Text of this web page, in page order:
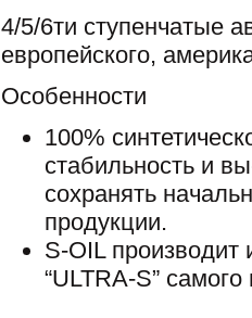
4/5/6ти ступенчатые
европейского,
Особенности
100%
стабильность и
сохранять
продукции.
S-OIL производит
“ULTRA-S”